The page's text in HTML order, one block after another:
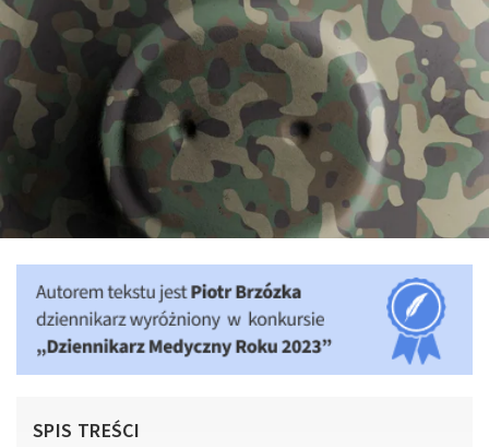
SPIS TREŚCI